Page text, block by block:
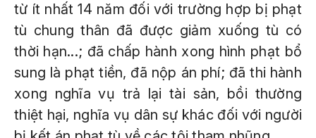
từ ít nhất 14 năm đối với trường hợp bị phạt
tù chung thân đã được giảm xuống tù có
thời hạn...; đã chấp hành xong hình phạt bổ
sung là phạt tiền, đã nộp án phí; đã thi hành
xong nghĩa vụ trả lại tài sản, bồi thường
thiệt hại, nghĩa vụ dân sự khác đối với người